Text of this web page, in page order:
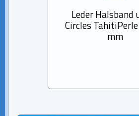
Leder Halsband
Circles TahitiPerle
mm